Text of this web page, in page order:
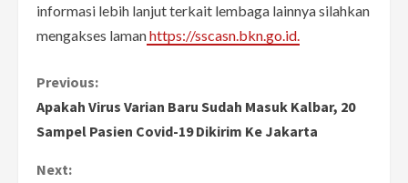
informasi lebih lanjut terkait lembaga lainnya silahkan
mengakses lamanhttps://sscasn.bkn.go.id.
C
o
n
Previous:
Apakah Virus Varian Baru Sudah Masuk Kalbar, 20
Sampel Pasien Covid-19 Dikirim Ke Jakarta
Next: